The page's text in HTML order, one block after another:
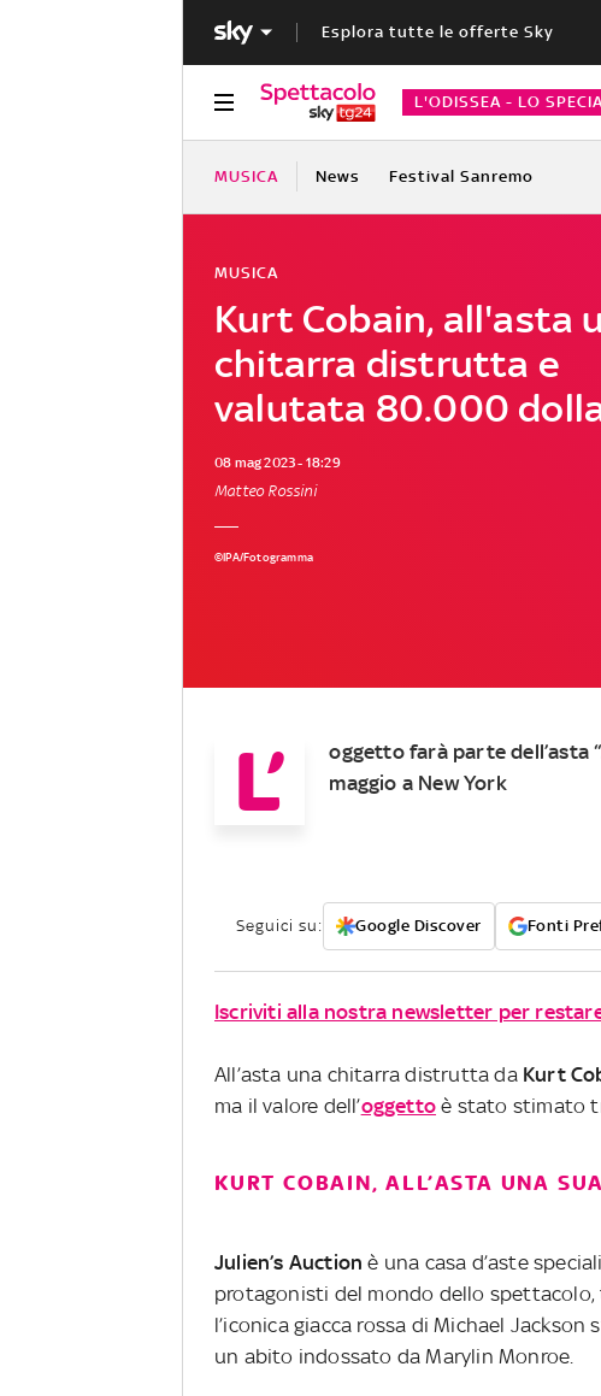
Esplora tutte le offerte Sky
L'ODISSEA - LO
MUSICA News Festival Sanremo
Kurt Cobain, all'asta
chitarra distrutta e
valutata 80.000
MUSICA
08 mag 2023 - 18:29
Matteo Rossini
©IPA/Fotogramma
L’
oggetto farà parte dell’asta
maggio a New York
Seguici su: Google Discover Fonti
Iscriviti alla nostra newsletter per
All’asta una chitarra distrutta da Kurt
ma il valore dell’oggetto è stato stimato
KURT COBAIN, ALL’ASTA UNA
Julien’s Auction è una casa d’aste
protagonisti del mondo dello
l’iconica giacca rossa di Michael
un abito indossato da Marylin Monroe.